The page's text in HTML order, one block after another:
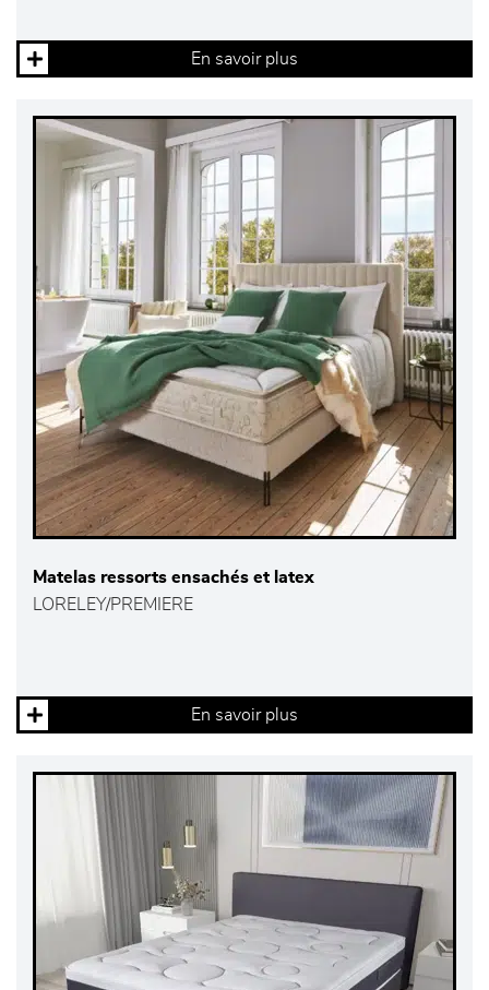
En savoir plus
Matelas ressorts ensachés et latex
LORELEY/PREMIERE
En savoir plus